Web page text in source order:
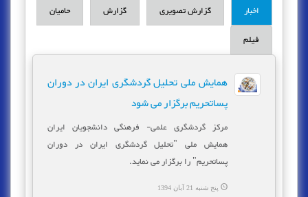
اخبار گزارش تصویری گزارش
حامیان
فیلم
همایش ملی تحلیل گردشگری ایران در دوران
پساتحریم برگزار می شود
مرکز گردشگری علمی- فرهنگی دانشجویان ایران
همایش ملی "تحلیل گردشگری ایران در دوران
پساتحریم" را برگزار می نماید.
پنج شنبه 21 آبان 1394